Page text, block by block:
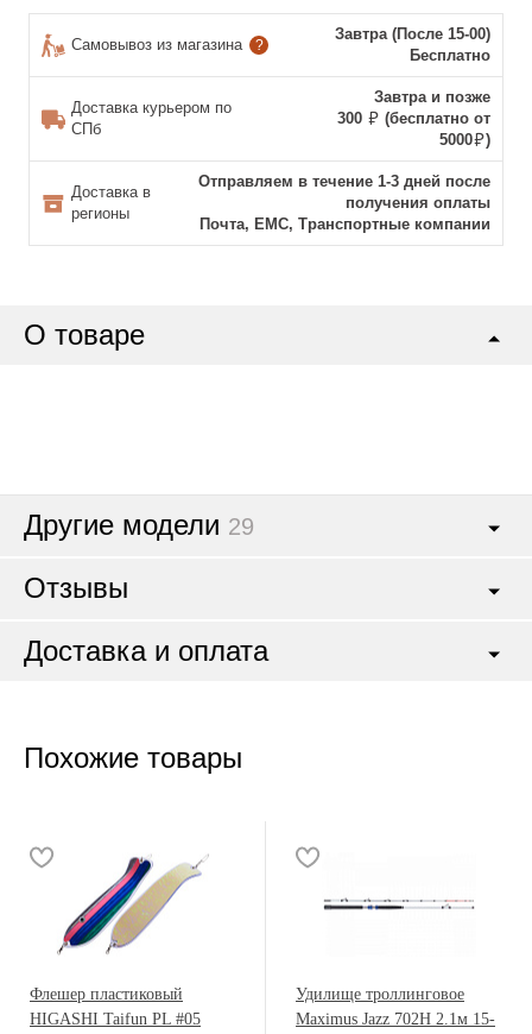
Самовывоз из магазина ?
Завтра (После 15-00)
Бесплатно
Доставка курьером по
СПб
Завтра и позже
300
(бесплатно от
5000
)
Доставка в
регионы
Отправляем в течение 1-3 дней после
получения оплаты
Почта, ЕМС, Транспортные компании
О товаре
Другие модели 29
Отзывы
Доставка и оплата
Похожие товары
Флешер пластиковый
HIGASHI Taifun PL #05
Удилище троллинговое
Maximus Jazz 702H 2.1м 15-